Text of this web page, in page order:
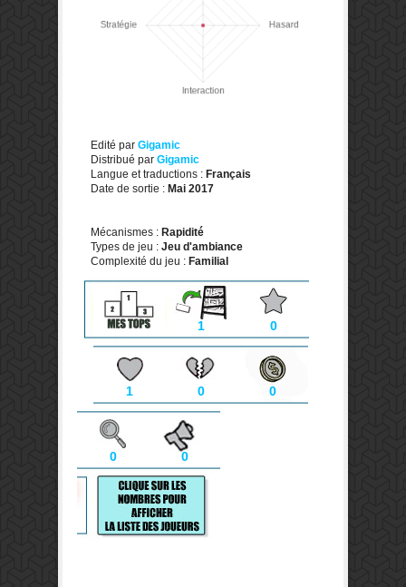
Edité par Gigamic
Distribué par Gigamic
Langue et traductions : Français
Date de sortie : Mai 2017
Mécanismes : Rapidité
Types de jeu : Jeu d'ambiance
Complexité du jeu : Familial
1 0
1 0 0
0 0